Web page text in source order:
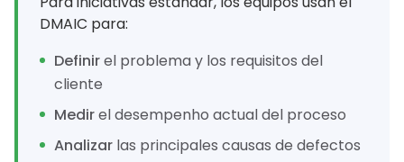
DMAIC para:
Definirel problema y los requisitos del
cliente
Medirel desempenho actual del proceso
Analizar las principales causas de defectos